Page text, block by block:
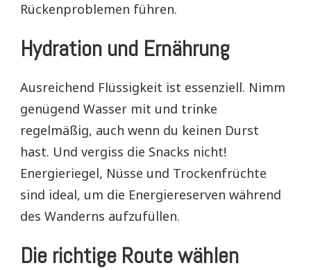
Rückenproblemen führen.
Hydration und Ernährung
Ausreichend Flüssigkeit ist essenziell. Nimm
genügend Wasser mit und trinke
regelmäßig, auch wenn du keinen Durst
hast. Und vergiss die Snacks nicht!
Energieriegel, Nüsse und Trockenfrüchte
sind ideal, um die Energiereserven während
des Wanderns aufzufüllen.
Die richtige Route wählen